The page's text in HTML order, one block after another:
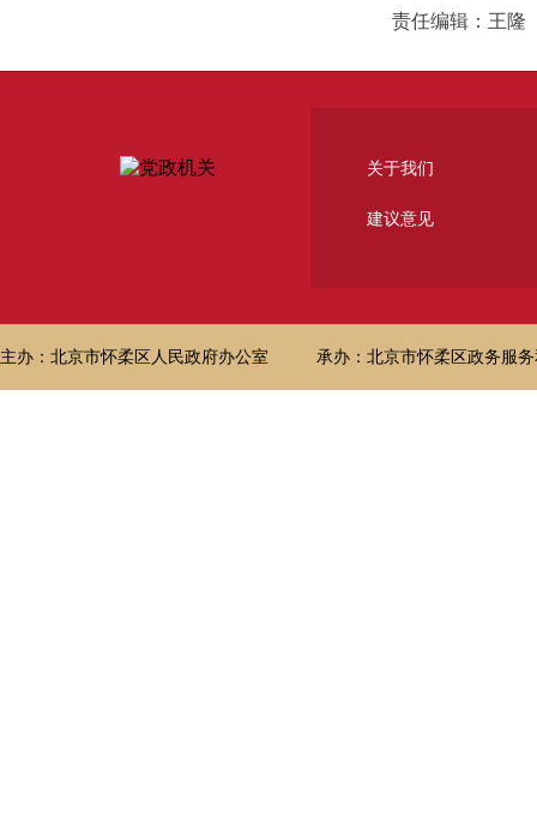
责任编辑：王隆
关于我们
建议意见
主办：北京市怀柔区人民政府办公室 承办：北京市怀柔区政务服